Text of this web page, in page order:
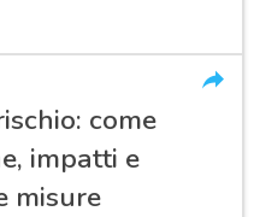
come
impatti e
misure